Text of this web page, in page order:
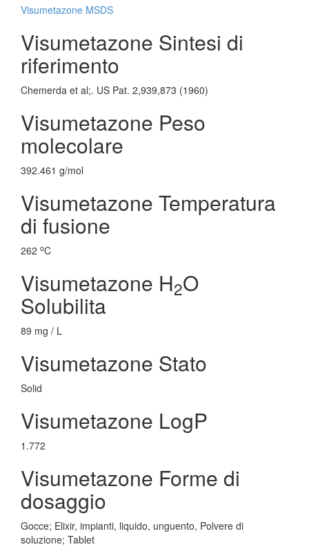
Visumetazone MSDS
Visumetazone Sintesi di
riferimento
Chemerda et al;. US Pat. 2,939,873 (1960)
Visumetazone Peso
molecolare
392.461 g/mol
Visumetazone Temperatura
di fusione
262 oC
Visumetazone H2O
Solubilita
89 mg / L
Visumetazone Stato
Solid
Visumetazone LogP
1.772
Visumetazone Forme di
dosaggio
Gocce; Elixir, impianti, liquido, unguento, Polvere di
soluzione; Tablet